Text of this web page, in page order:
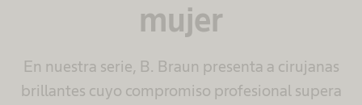
mujer
En nuestra serie, B. Braun presenta a cirujanas
brillantes cuyo compromiso profesional supera